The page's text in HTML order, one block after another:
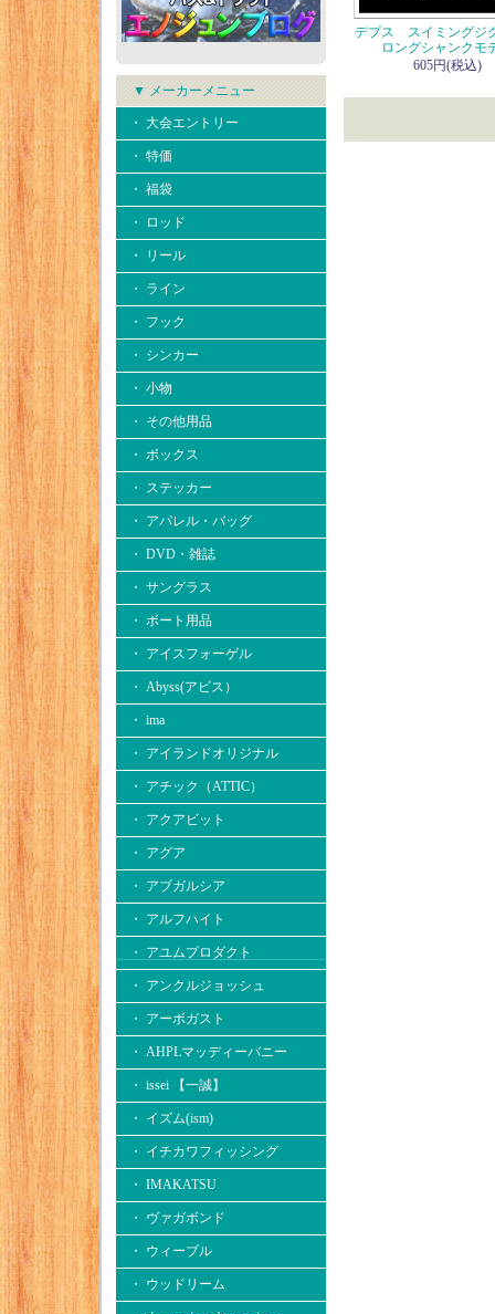
▼ メーカーメニュー
・ 大会エントリー
・ 特価
・ 福袋
・ ロッド
・ リール
・ ライン
・ フック
・ シンカー
・ 小物
・ その他用品
・ ボックス
・ ステッカー
・ アパレル・バッグ
・ DVD・雑誌
・ サングラス
・ ボート用品
・ アイスフォーゲル
・ Abyss(アビス）
・ ima
・ アイランドオリジナル
・ アチック（ATTIC）
・ アクアビット
・ アグア
・ アブガルシア
・ アルフハイト
・ アユムプロダクト
・ アンクルジョッシュ
・ アーボガスト
・ AHPLマッディーバニー
・ issei 【一誠】
・ イズム(ism)
・ イチカワフィッシング
・ IMAKATSU
・ ヴァガボンド
・ ウィーブル
・ ウッドリーム
デプス スイミングジ
ロングシャンクモ
605円(税込)